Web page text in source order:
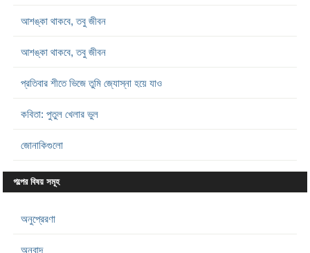
আশঙ্কা থাকবে, তবু জীবন
আশঙ্কা থাকবে, তবু জীবন
প্রতিবার শীতে ভিজে তুমি জ্যোস্না হয়ে যাও
কবিতা: পুতুল খেলার ভুল
জোনাকিগুলো
গল্পের বিষয় সমূহ
অনুপ্রেরণা
অনুবাদ